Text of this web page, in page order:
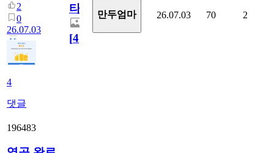
2
0
26.07.03
4
댓글
타
[4]
만두엄마 26.07.03 70 2
196483